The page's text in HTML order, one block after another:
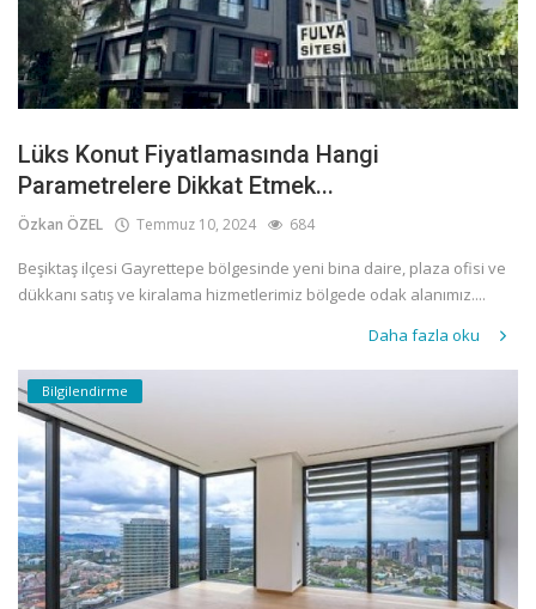
Lüks Konut Fiyatlamasında Hangi
Parametrelere Dikkat Etmek...
Özkan ÖZEL Temmuz 10, 2024 684
Beşiktaş ilçesi Gayrettepe bölgesinde yeni bina daire, plaza ofisi ve
dükkanı satış ve kiralama hizmetlerimiz bölgede odak alanımız....
Daha fazla oku
Bilgilendirme